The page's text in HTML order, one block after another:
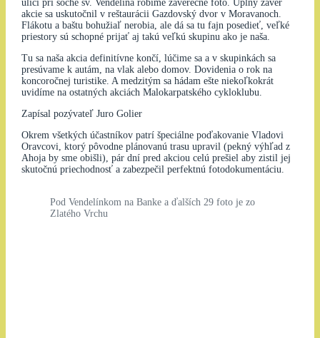
ulici pri soche sv. Vendelína robíme záverečné foto. Úplný záver
akcie sa uskutočnil v reštaurácii Gazdovský dvor v Moravanoch.
Flákotu a baštu bohužiaľ nerobia, ale dá sa tu fajn posedieť, veľké
priestory sú schopné prijať aj takú veľkú skupinu ako je naša.
Tu sa naša akcia definitívne končí, lúčime sa a v skupinkách sa
presúvame k autám, na vlak alebo domov. Dovidenia o rok na
koncoročnej turistike. A medzitým sa hádam ešte niekoľkokrát
uvidíme na ostatných akciách Malokarpatského cykloklubu.
Zapísal pozývateľ Juro Golier
Okrem všetkých účastníkov patrí špeciálne poďakovanie Vladovi
Oravcovi, ktorý pôvodne plánovanú trasu upravil (pekný výhľad z
Ahoja by sme obišli), pár dní pred akciou celú prešiel aby zistil jej
skutočnú priechodnosť a zabezpečil perfektnú fotodokumentáciu.
Pod Vendelínkom na Banke a ďalších 29 foto je zo
Zlatého Vrchu